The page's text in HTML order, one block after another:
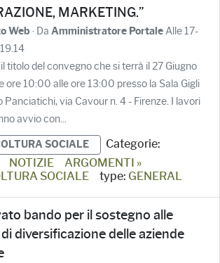
MARKETING.”
Web · Da Amministratore PortaleAlle 17-
titolo del convegno che si terrà il 27 Giugno
ore 10:00 alle ore 13:00 presso la Sala Gigli
Panciatichi, via Cavour n. 4 - Firenze. I lavori
avvio con...
SOCIALE
Categorie:
NOTIZIE
ARGOMENTI »
SOCIALE
type: GENERAL
bando per il sostegno alle
diversificazione delle aziende